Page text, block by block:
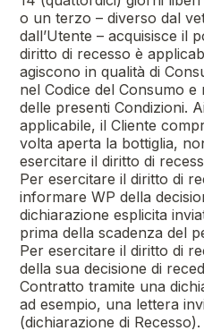
o un terzo – diverso dal
dall’Utente – acquisisce il
diritto di recesso è
agiscono in qualità di
nel Codice del Consumo
delle presenti Condizioni.
applicabile, il Cliente
volta aperta la bottiglia,
esercitare il diritto di
Per esercitare il diritto di
informare WP della
dichiarazione esplicita
prima della scadenza del
Per esercitare il diritto di
della sua decisione di
Contratto tramite una
ad esempio, una lettera
(dichiarazione di Recesso).